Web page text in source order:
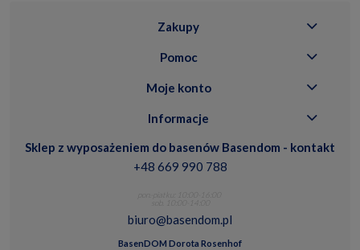
Zakupy
Pomoc
Moje konto
Informacje
Sklep z wyposażeniem do basenów Basendom - kontakt
+48 669 990 788
biuro@basendom.pl
BasenDOM Dorota Rosenhof